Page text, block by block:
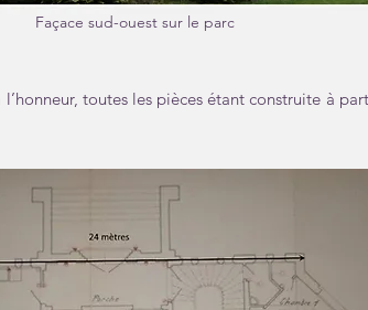
Façace sud-ouest sur le parc
toutes les pièces étant construite à